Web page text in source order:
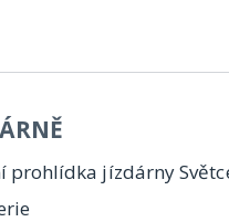
prohlídka jízdárny